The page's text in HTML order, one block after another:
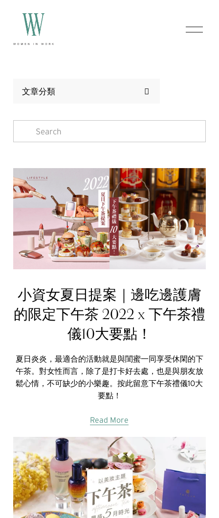
O
p
文章分類
小資女夏日提案｜邊吃邊護膚
的限定下午茶 2022 x 下午茶禮
儀10大要點！
夏日炎炎，最適合的活動就是與閨蜜一同享受休閑的下
午茶。對女性而言，除了是打卡好去處，也是與朋友放
鬆心情，不可缺少的小樂趣。按此留意下午茶禮儀10大
要點！
Read More